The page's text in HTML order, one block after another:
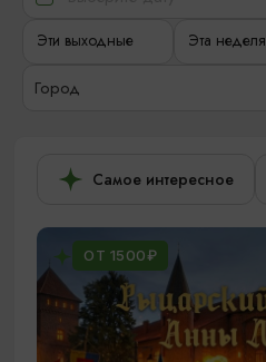
Эти выходные Эта неделя
Город
Самое интересное
ОТ 1500₽